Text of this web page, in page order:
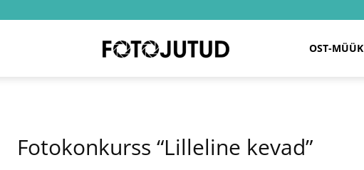
OST-MÜÜK
Fotokonkurss “Lilleline kevad”